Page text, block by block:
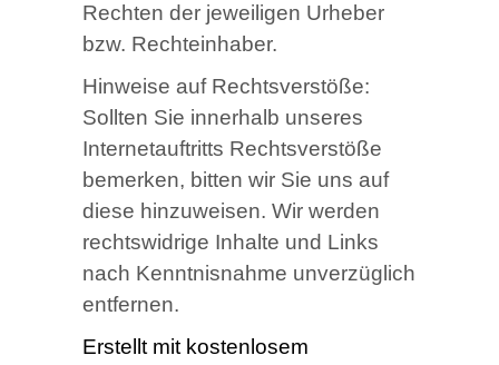
Rechten der jeweiligen Urheber
bzw. Rechteinhaber.
Hinweise auf Rechtsverstöße:
Sollten Sie innerhalb unseres
Internetauftritts Rechtsverstöße
bemerken, bitten wir Sie uns auf
diese hinzuweisen. Wir werden
rechtswidrige Inhalte und Links
nach Kenntnisnahme unverzüglich
entfernen.
Erstellt mit kostenlosem